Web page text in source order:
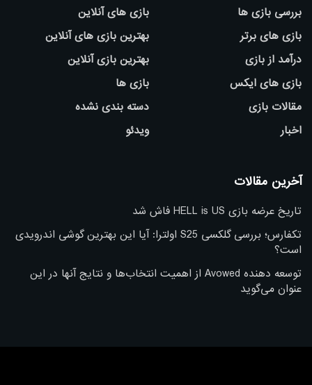
بررسی بازی ها
بازی های برتر
درآمد از بازی
بازی های ایکس
مقالات بازی
اخبار
بازی های آنلاین
بهترین بازی های آنلاین
بهترین بازی آنلاین
بازی ها
دسته بندی نشده
ویدئو
آخرین مقالات
تاریخ عرضه بازی HELL is US فاش شد
تکفارس؛ بررسی گلکسی S25 اولترا: آیا این بهترین گوشی اندرویدی
است؟
توسعه دهنده Avowed از اهمیت انتخاب‌ها و نتایج آنها در این
عنوان می‌گوید